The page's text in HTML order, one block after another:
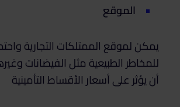
الموقع
يمكن لموقع الممتلكات التجارية
للمخاطر الطبيعية مثل الفيضانات
أن يؤثر على أسعار الأقساط التأمينية